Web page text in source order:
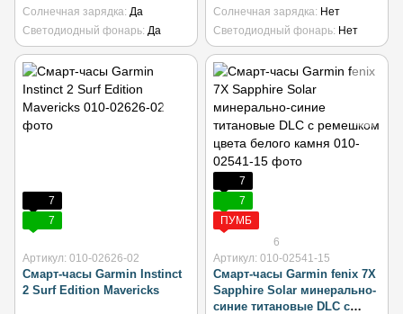
Солнечная зарядка Да
Светодиодный фонарь Да
Солнечная зарядка Нет
Светодиодный фонарь Нет
7
7
Артикул: 010-02626-02
Смарт-часы Garmin Instinct
2 Surf Edition Mavericks
7
7
ПУМБ
6
Артикул: 010-02541-15
Смарт-часы Garmin fenix 7X
Sapphire Solar минерально-
синие титановые DLC с